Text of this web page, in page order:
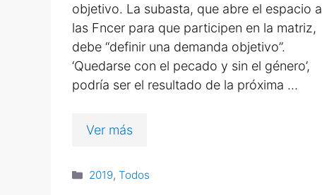
objetivo. La subasta, que abre el espacio a
las Fncer para que participen en la matriz,
debe “definir una demanda objetivo”.
‘Quedarse con el pecado y sin el género’,
podría ser el resultado de la próxima …
Ver más
2019,Todos